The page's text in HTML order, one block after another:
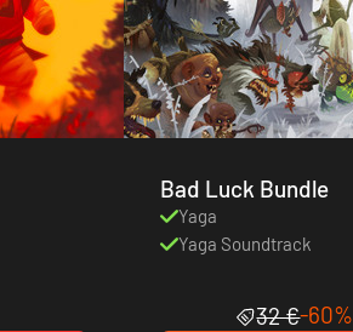
Bad Luck Bundle
Yaga
Yaga Soundtrack
32 €-60%